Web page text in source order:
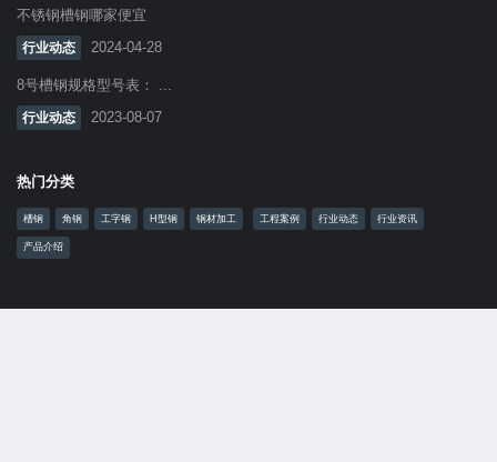
不锈钢槽钢哪家便宜
行业动态 2024-04-28
8号槽钢规格型号表： ...
行业动态 2023-08-07
热门分类
槽钢 角钢 工字钢 H型钢 钢材加工 工程案例 行业动态 行业资讯
产品介绍